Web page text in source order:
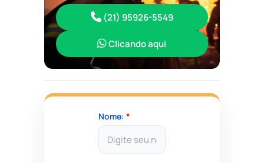
(21) 95926-5549
Clicando aqui
Nome: *